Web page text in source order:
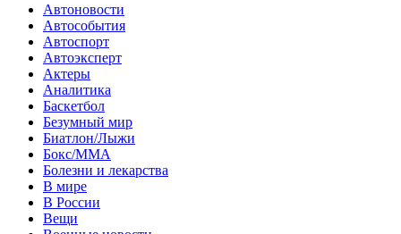
Автоновости
Автособытия
Автоспорт
Автоэксперт
Актеры
Аналитика
Баскетбол
Безумный мир
Биатлон/Лыжи
Бокс/MMA
Болезни и лекарства
В мире
В России
Вещи